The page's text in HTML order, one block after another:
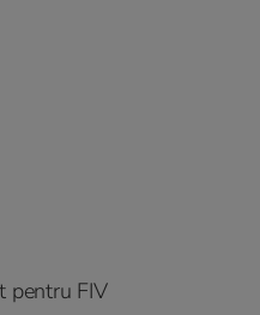
pentru FIV